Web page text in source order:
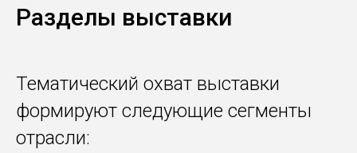
Разделы выставки
Тематический охват выставки
формируют следующие сегменты
отрасли: